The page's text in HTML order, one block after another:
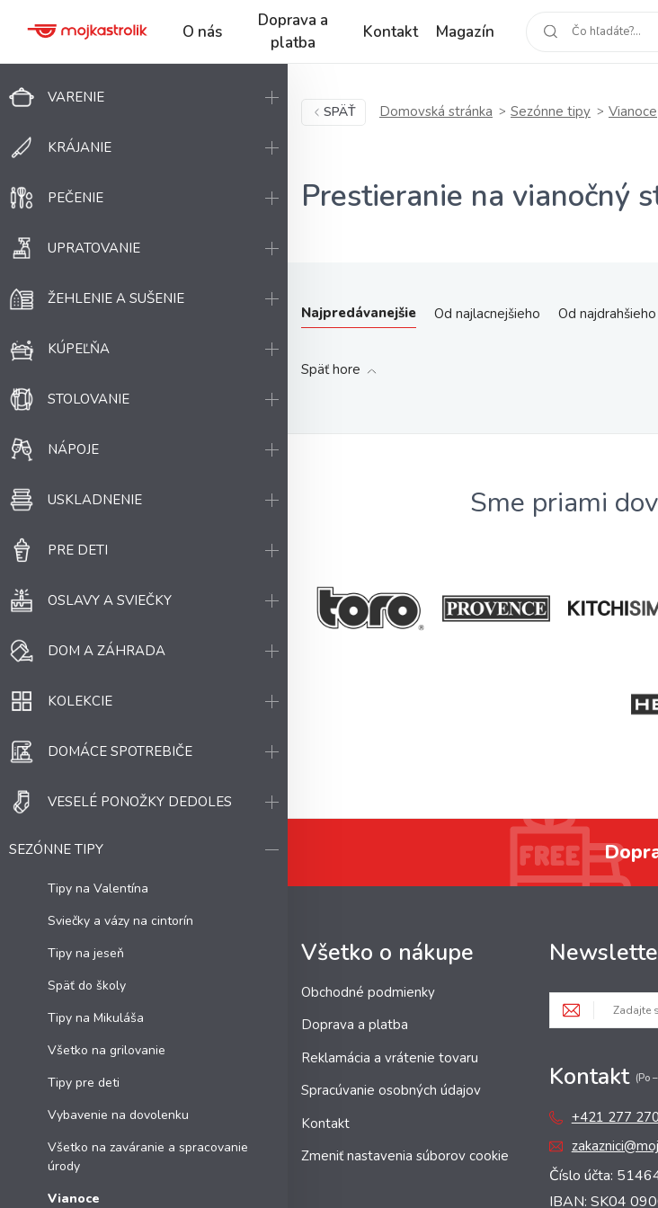
O nás
Doprava a
platba
Kontakt Magazín
VARENIE
KRÁJANIE
PEČENIE
UPRATOVANIE
ŽEHLENIE A SUŠENIE
KÚPEĽŇA
STOLOVANIE
NÁPOJE
USKLADNENIE
PRE DETI
OSLAVY A SVIEČKY
DOM A ZÁHRADA
KOLEKCIE
DOMÁCE SPOTREBIČE
VESELÉ PONOŽKY DEDOLES
SEZÓNNE TIPY
Tipy na Valentína
Sviečky a vázy na cintorín
Tipy na jeseň
Späť do školy
Tipy na Mikuláša
Všetko na grilovanie
Tipy pre deti
Vybavenie na dovolenku
Všetko na zaváranie a spracovanie
úrody
Vianoce
SPÄŤ Domovská stránka Sezónne tipy Vianoce
Prestieranie na vianočný
Najpredávanejšie Od najlacnejšieho Od najdrahšieho
Späť hore
Sme priami
Všetko o nákupe
Obchodné podmienky
Doprava a platba
Reklamácia a vrátenie tovaru
Spracúvanie osobných údajov
Kontakt
Zmeniť nastavenia súborov cookie
Kontakt (Po
+421 277
Číslo účta:
IBAN: SK04